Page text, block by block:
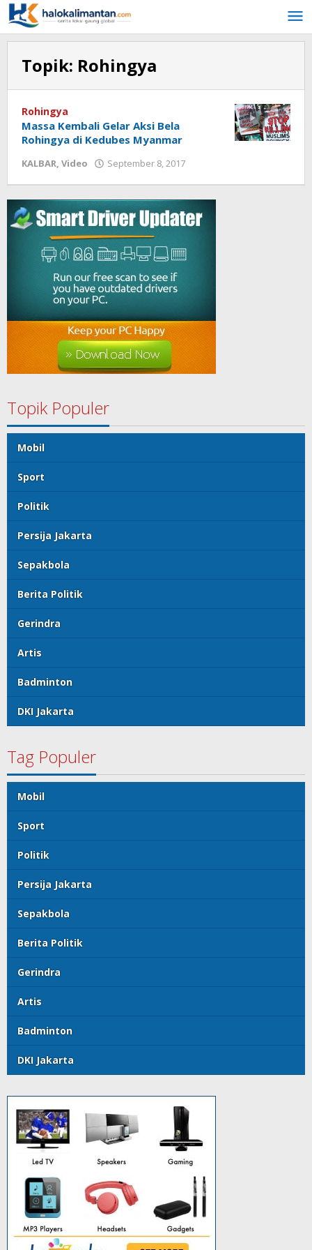
Lewati
ke
konten
Topik: Rohingya
Rohingya
Massa Kembali Gelar Aksi Bela
Rohingya di Kedubes Myanmar
KALBAR, Video September 8, 2017
Topik Populer
Mobil
Sport
Politik
Persija Jakarta
Sepakbola
Berita Politik
Gerindra
Artis
Badminton
DKI Jakarta
Tag Populer
Mobil
Sport
Politik
Persija Jakarta
Sepakbola
Berita Politik
Gerindra
Artis
Badminton
DKI Jakarta